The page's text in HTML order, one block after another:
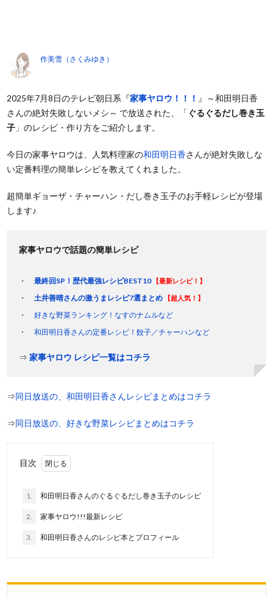
作美雪（さくみゆき）
2025年7月8日のテレビ朝日系『家事ヤロウ！！！ 』～和田明日香
さんの絶対失敗しないメシ～ で放送された、「 ぐるぐるだし巻き玉
子 」のレシピ・作り方をご紹介します。
今日の家事ヤロウは、人気料理家の和田明日香さんが絶対失敗しな
い定番料理の簡単レシピを教えてくれました。
超簡単ギョーザ・チャーハン・だし巻き玉子のお手軽レシピが登場
します♪
家事ヤロウで話題の簡単レシピ
最終回SP！歴代最強レシピBEST10 【最新レシピ！】
土井善晴さんの激うまレシピ7選まとめ 【超人気！】
好きな野菜ランキング！なすのナムルなど
和田明日香さんの定番レシピ！餃子／チャーハンなど
⇒家事ヤロウ レシピ一覧はコチラ
⇒同日放送の、和田明日香さんレシピまとめはコチラ
⇒同日放送の、好きな野菜レシピまとめはコチラ
目次
1. 和田明日香さんのぐるぐるだし巻き玉子のレシピ
2. 家事ヤロウ!!!最新レシピ
3. 和田明日香さんのレシピ本とプロフィール